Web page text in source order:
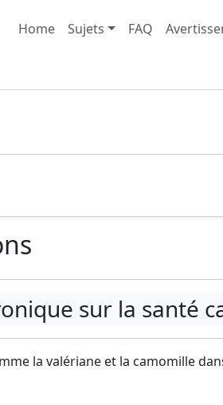
Home Sujets FAQ
sur la santé
la valériane et la camomille